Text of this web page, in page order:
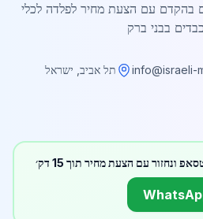
בהקדם עם הצעת מחיר לפלדה לכלי
בבני ברק
info@israeli- תל אביב, ישראל
ונחזור עם הצעת מחיר תוך 15 דק׳